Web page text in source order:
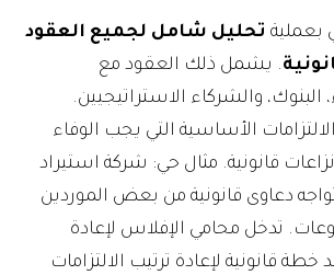
بعملية تحليل شامل لجميع العقود
. يشمل ذلك العقود مع
البنوك، والشركاء الاستراتيجيين.
الأساسية التي يجب الوفاء
نزاعات قانونية. مثال حي: شركة استيراد
دعاوى قانونية من بعض الموردين
تدخل محامي الإفلاس لإعادة
خطة قانونية لإعادة ترتيب الالتزامات